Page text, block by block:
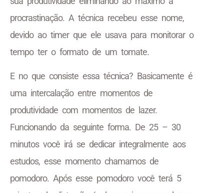
procrastinação. A técnica recebeu esse nome,
devido ao timer que ele usava para monitorar o
tempo ter o formato de um tomate.
E no que consiste essa técnica? Basicamente é
uma intercalação entre momentos de
produtividade com momentos de lazer.
Funcionando da seguinte forma. De 25 – 30
minutos você irá se dedicar integralmente aos
estudos, esse momento chamamos de
pomodoro. Após esse pomodoro você terá 5